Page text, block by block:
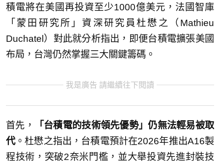
積電將在美國再投資至少1000億美元，法國智庫
「蒙田研究所」資深研究員杜懋之（Mathieu
Duchatel）對此就分析指出，即便台積電擴張美國
布局，台灣仍然掌握三大關鍵籌碼。
我是廣告 請繼續往下閱讀
首先，
「台積電的技術領先優勢」仍無法輕易被取
代。杜懋之指出，台積電預計在2026年推出A16製
程技術，突破2奈米門檻，並大舉投資先進封裝技